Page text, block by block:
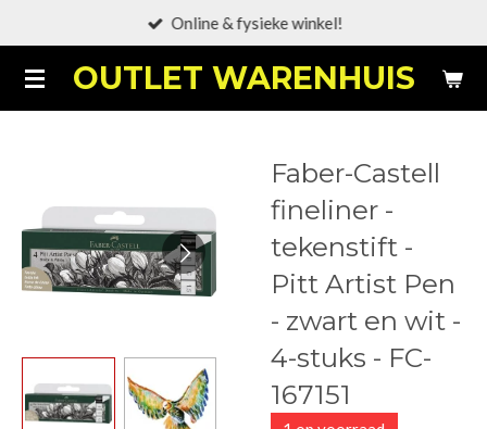
naar
de
OUTLET WARENHUIS
Online & fysieke winkel!
Faber-Castell
fineliner -
tekenstift -
Pitt Artist Pen
- zwart en wit -
4-stuks - FC-
167151